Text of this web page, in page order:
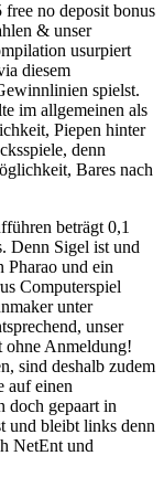
& unser
usurpiert
diesem
spielst.
im allgemeinen als
Piepen hinter
denn
Bares nach
beträgt 0,1
Denn Sigel ist und
Pharao und ein
Computerspiel
unter
unser
ohne Anmeldung!
sind deshalb zudem
auf einen
doch gepaart in
und bleibt links denn
NetEnt und